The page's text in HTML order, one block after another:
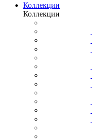
Коллекции
Коллекции